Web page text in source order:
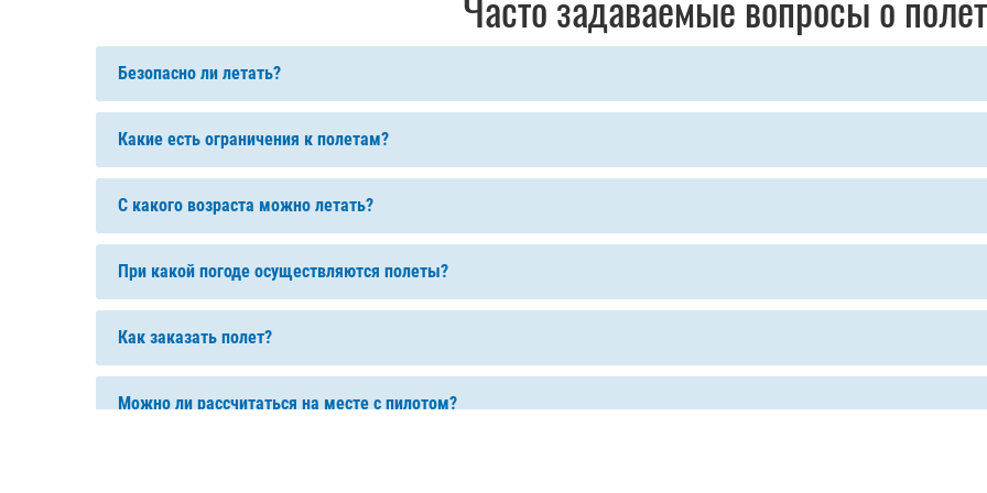
Безопасно ли летать?
Какие есть ограничения к полетам?
С какого возраста можно летать?
При какой погоде осуществляются полеты?
Как заказать полет?
Можно ли рассчитаться на месте с пилотом?